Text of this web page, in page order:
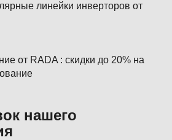
линейки инверторов от
от RADA : скидки до 20% на
нашего